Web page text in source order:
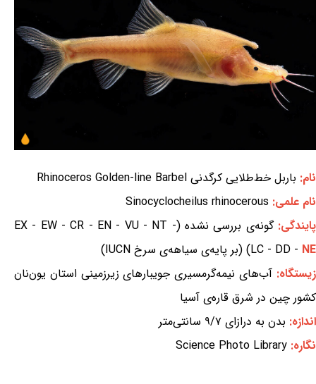
نام: باربل خط‌طلایی کرگدنی Rhinoceros Golden-line Barbel
نام علمی: Sinocyclocheilus rhinocerous
پایندگی:
گونه‌ی بررسی نشده (EX - EW - CR - EN - VU - NT -
LC - DD - NE
) (بر پایه‌ی سیاهه‌ی سرخ IUCN)
زیستگاه: آب‌های نیمه‌گرمسیری جویبارهای زیرزمینی استان یون‌نان
کشور چین در شرق قاره‌ی آسیا
اندازه: بدن به درازای ۹/۷ سانتی‌متر
نگاره: Science Photo Library